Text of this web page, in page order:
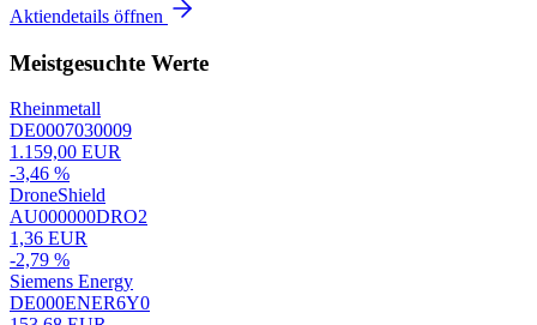
Aktiendetails öffnen
Meistgesuchte Werte
Rheinmetall
DE0007030009
1.159,00 EUR
-3,46 %
DroneShield
AU000000DRO2
1,36 EUR
-2,79 %
Siemens Energy
DE000ENER6Y0